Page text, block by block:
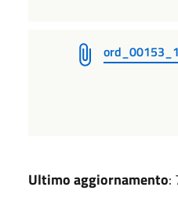
Ultimo aggiornamento: